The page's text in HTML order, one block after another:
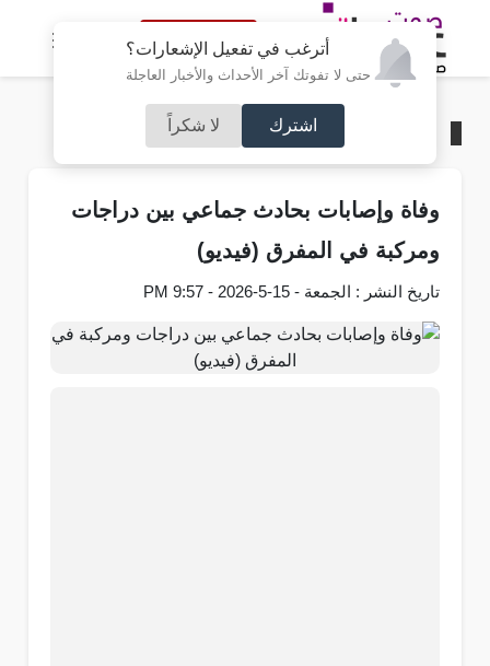
أترغب في تفعيل الإشعارات؟
حتى لا تفوتك آخر الأحداث والأخبار العاجلة
اشترك لا شكراً
النسخة الكاملة
محليات
وفاة وإصابات بحادث جماعي بين دراجات
ومركبة في المفرق (فيديو)
تاريخ النشر : الجمعة - 15-5-2026 - 9:57 PM